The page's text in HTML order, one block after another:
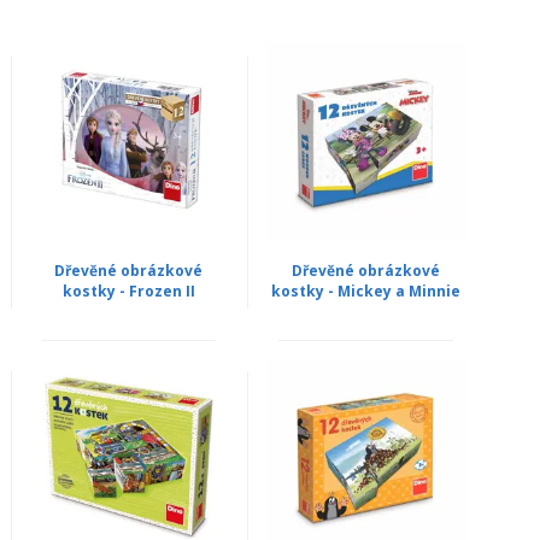
Dřevěné obrázkové
kostky - Frozen II
Dřevěné obrázkové
kostky - Mickey a Minnie